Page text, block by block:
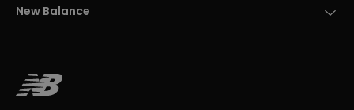
New Balance